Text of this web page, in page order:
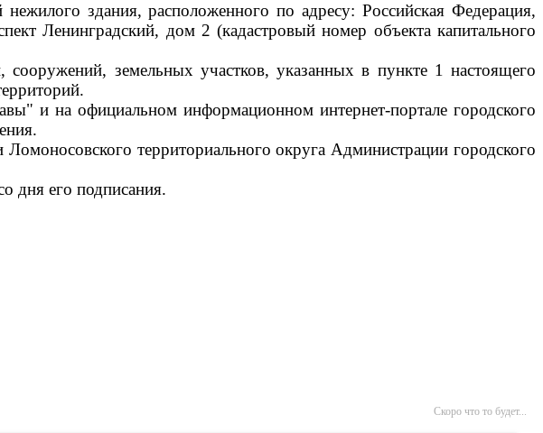
здания, расположенного по адресу: Российская Федерация,
Ленинградский, дом 2 (кадастровый номер объекта капитального
земельных участков, указанных в пункте 1 настоящего
и на официальном информационном интернет-портале городского
территориального округа Администрации городского
дня его подписания.
Скоро что то будет...